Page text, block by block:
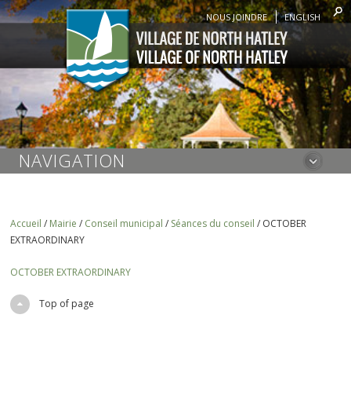
NOUS JOINDRE ENGLISH
NAVIGATION
Accueil / Mairie / Conseil municipal / Séances du conseil / OCTOBER
EXTRAORDINARY
OCTOBER EXTRAORDINARY
Top of page